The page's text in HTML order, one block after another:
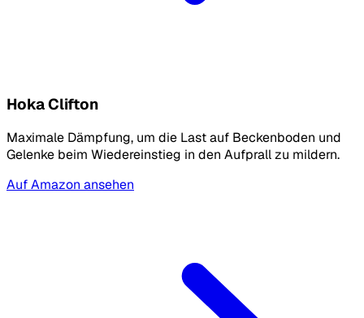
Hoka Clifton
Maximale Dämpfung, um die Last auf Beckenboden und
Gelenke beim Wiedereinstieg in den Aufprall zu mildern.
Auf Amazon ansehen